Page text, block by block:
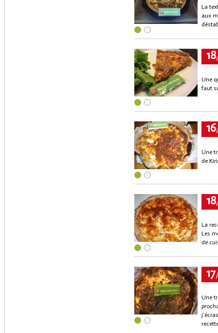
La
aux
18
Une
faut
16
Une
de
18
La
Les
de
17
Une